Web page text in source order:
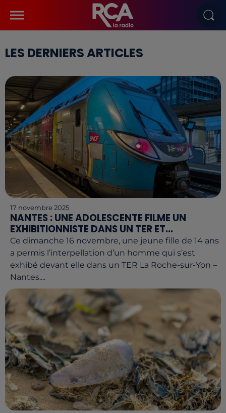
LES DERNIERS ARTICLES
17 novembre 2025
NANTES : UNE ADOLESCENTE FILME UN
EXHIBITIONNISTE DANS UN TER ET...
Ce dimanche 16 novembre, une jeune fille de 14 ans
a permis l’interpellation d’un homme qui s’est
exhibé devant elle dans un TER La Roche-sur-Yon –
Nantes....